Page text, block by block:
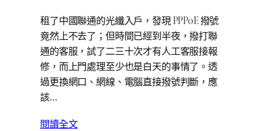
租了中國聯通的光纖入戶，發現 PPPoE 撥號
竟然上不去了；但時間已經到半夜，撥打聯
通的客服，試了二三十次才有人工客服接報
修，而上門處理至少也是白天的事情了。透
過更換網口、網線、電腦直接撥號判斷，應
該…
閱讀全文